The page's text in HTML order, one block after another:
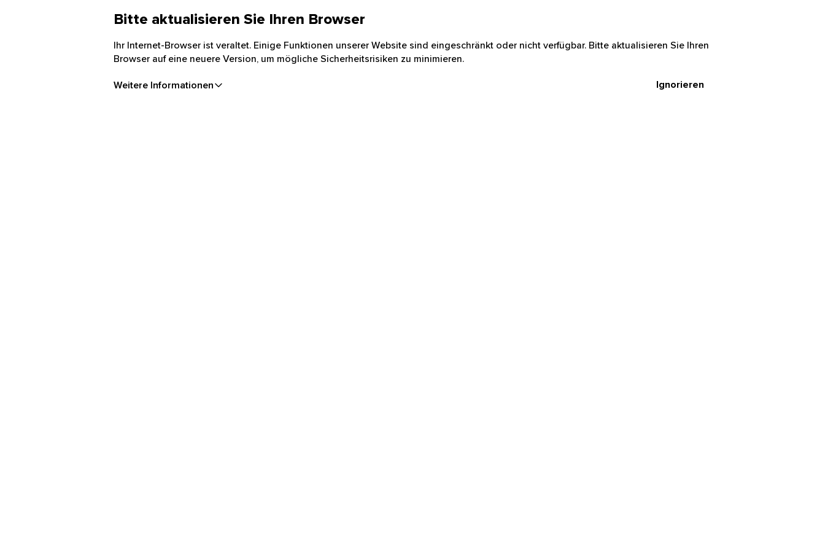
Bitte aktualisieren Sie Ihren Browser
Ihr Internet-Browser ist veraltet. Einige Funktionen unserer Website sind eingeschränkt oder nicht verfügbar. Bitte aktualisieren Sie Ihren
Browser auf eine neuere Version, um mögliche Sicherheitsrisiken zu minimieren.
Weitere Informationen Ignorieren